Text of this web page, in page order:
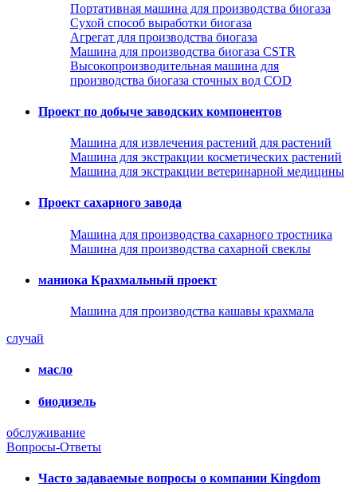
Портативная машина для производства биогаза
Сухой способ выработки биогаза
Агрегат для производства биогаза
Машина для производства биогаза CSTR
Высокопроизводительная машина для
производства биогаза сточных вод COD
Проект по добыче заводских компонентов
Машина для извлечения растений для растений
Машина для экстракции косметических растений
Машина для экстракции ветеринарной медицины
Проект сахарного завода
Машина для производства сахарного тростника
Машина для производства сахарной свеклы
маниока Крахмальный проект
Машина для производства кашавы крахмала
случай
масло
биодизель
обслуживание
Вопросы-Ответы
Часто задаваемые вопросы о компании Kingdom